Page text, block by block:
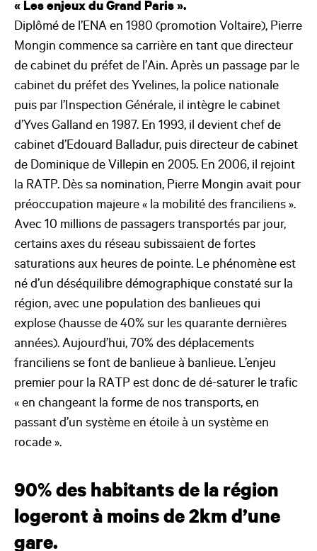
« Les enjeux du Grand Paris ».
Diplômé de l’ENA en 1980 (promotion Voltaire), Pierre
Mongin commence sa carrière en tant que directeur
de cabinet du préfet de l’Ain. Après un passage par le
cabinet du préfet des Yvelines, la police nationale
puis par l’Inspection Générale, il intègre le cabinet
d’Yves Galland en 1987. En 1993, il devient chef de
cabinet d’Edouard Balladur, puis directeur de cabinet
de Dominique de Villepin en 2005. En 2006, il rejoint
la RATP. Dès sa nomination, Pierre Mongin avait pour
préoccupation majeure « la mobilité des franciliens ».
Avec 10 millions de passagers transportés par jour,
certains axes du réseau subissaient de fortes
saturations aux heures de pointe. Le phénomène est
né d’un déséquilibre démographique constaté sur la
région, avec une population des banlieues qui
explose (hausse de 40% sur les quarante dernières
années). Aujourd’hui, 70% des déplacements
franciliens se font de banlieue à banlieue. L’enjeu
premier pour la RATP est donc de dé-saturer le trafic
« en changeant la forme de nos transports, en
passant d’un système en étoile à un système en
rocade ».
90% des habitants de la région
logeront à moins de 2km d’une
gare.